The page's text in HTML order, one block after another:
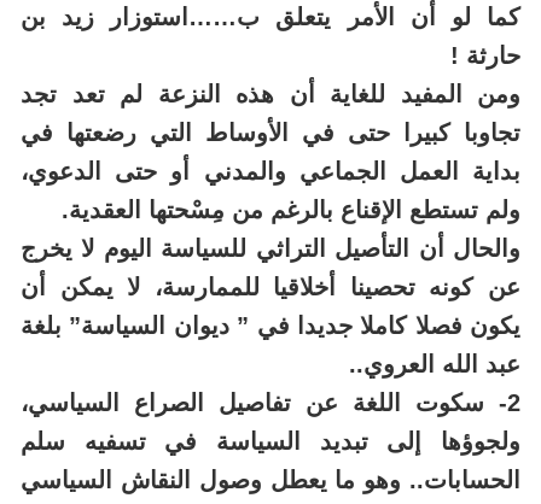
كما لو أن الأمر يتعلق ب……استوزار زيد بن
حارثة !
ومن المفيد للغاية أن هذه النزعة لم تعد تجد
تجاوبا كبيرا حتى في الأوساط التي رضعتها في
بداية العمل الجماعي والمدني أو حتى الدعوي،
ولم تستطع الإقناع بالرغم من مِسْحتها العقدية.
والحال أن التأصيل التراثي للسياسة اليوم لا يخرج
عن كونه تحصينا أخلاقيا للممارسة، لا يمكن أن
يكون فصلا كاملا جديدا في ” ديوان السياسة” بلغة
عبد الله العروي..
2- سكوت اللغة عن تفاصيل الصراع السياسي،
ولجوؤها إلى تبديد السياسة في تسفيه سلم
الحسابات.. وهو ما يعطل وصول النقاش السياسي